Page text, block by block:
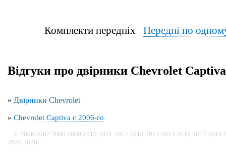
Комплекти передніх Передні по
Відгуки про двірники Chevrolet
« Двірники Chevrolet
» Chevrolet Captiva с 2006-го
» 2006 2007 2008 2009 2010 2011 2012 2013 2014 2015 2016 2017 2018
2025 2026